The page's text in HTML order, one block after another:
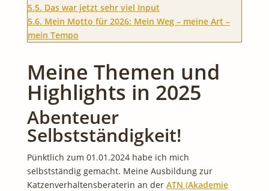
5.5. Das war jetzt sehr viel Input
5.6. Mein Motto für 2026: Mein Weg – meine Art –
mein Tempo
Meine Themen und
Highlights in 2025
Abenteuer
Selbstständigkeit!
Pünktlich zum 01.01.2024 habe ich mich
selbstständig gemacht. Meine Ausbildung zur
Katzenverhaltensberaterin an der ATN (Akademie